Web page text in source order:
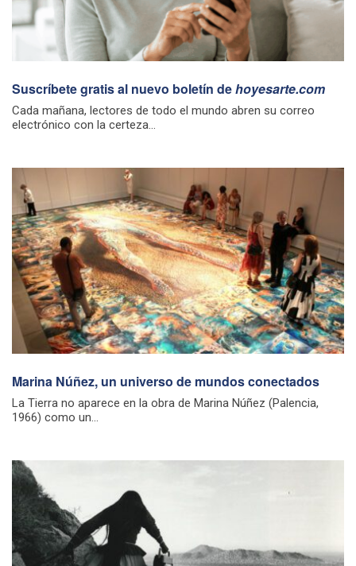
Suscríbete gratis al nuevo boletín dehoyesarte.com
Cada mañana, lectores de todo el mundo abren su correo
electrónico con la certeza...
Marina Núñez, un universo de mundos conectados
La Tierra no aparece en la obra de Marina Núñez (Palencia,
1966) como un...